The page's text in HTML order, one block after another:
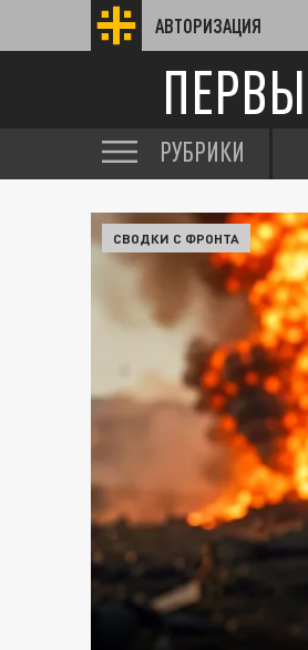
АВТОРИЗАЦИЯ
РУБРИКИ
СВОДКИ С ФРОНТА